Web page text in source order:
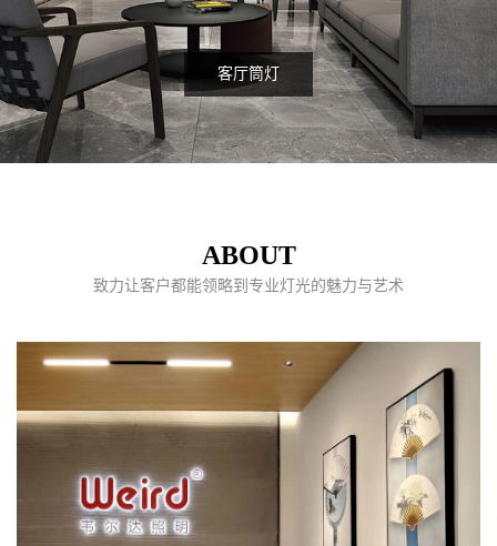
客厅筒灯
ABOUT
致力让客户都能领略到专业灯光的魅力与艺术